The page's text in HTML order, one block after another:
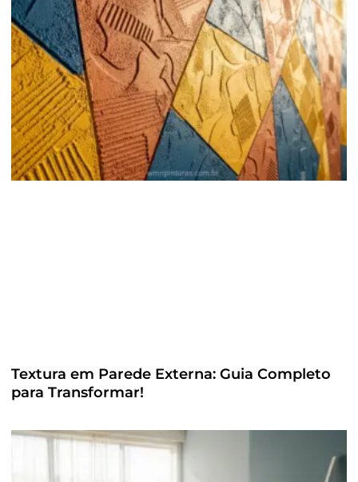
Textura em Parede Externa: Guia Completo
para Transformar!